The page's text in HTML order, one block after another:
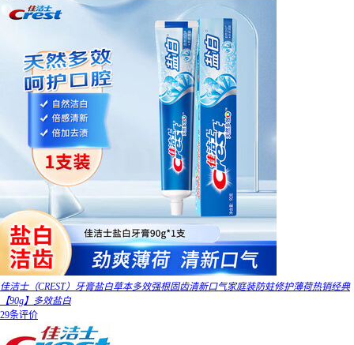
佳洁士（CREST）牙膏盐白草本多效强根固齿清新口气家庭装防蛀修护薄荷热销经典
【90g】多效盐白
29条评价